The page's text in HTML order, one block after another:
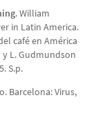
. William
in Latin America.
café en América
y L. Gudmundson
S.p.
Barcelona: Virus,